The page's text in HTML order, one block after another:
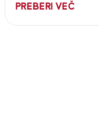
PREBERI VEČ